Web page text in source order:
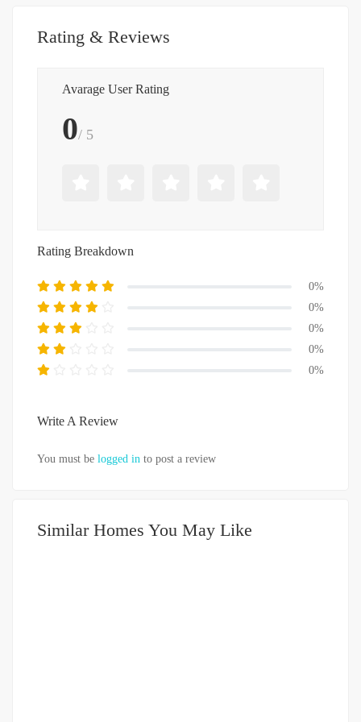
Rating & Reviews
Avarage User Rating
0/ 5
Rating Breakdown
0%
0%
0%
0%
0%
Write A Review
You must be logged in to post a review
Similar Homes You May Like